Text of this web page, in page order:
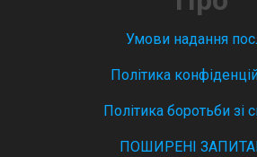
Умови надання
Політика
Політика боротьби зі
ПОШИРЕНІ